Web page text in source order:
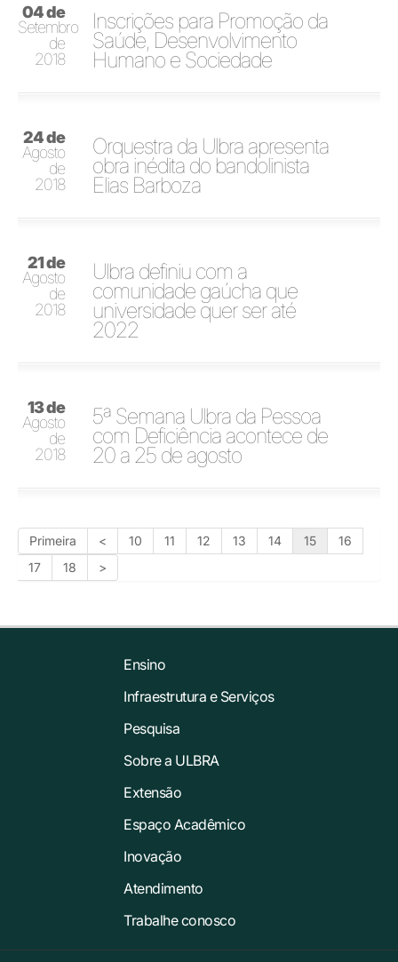
04 de
Setembro
de
2018
Inscrições para Promoção da
Saúde, Desenvolvimento
Humano e Sociedade
24 de
Agosto
de
2018
Orquestra da Ulbra apresenta
obra inédita do bandolinista
Elias Barboza
21 de
Agosto
de
2018
Ulbra definiu com a
comunidade gaúcha que
universidade quer ser até
2022
13 de
Agosto
de
2018
5ª Semana Ulbra da Pessoa
com Deficiência acontece de
20 a 25 de agosto
Primeira < 10 11 12 13 14 15
16
17
18 >
Ensino
Infraestrutura e Serviços
Pesquisa
Sobre a ULBRA
Extensão
Espaço Acadêmico
Inovação
Atendimento
Trabalhe conosco